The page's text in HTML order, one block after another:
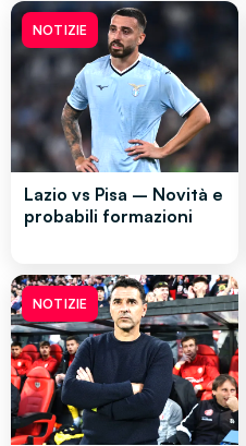
NOTIZIE
Lazio vs Pisa – Novità e
probabili formazioni
NOTIZIE